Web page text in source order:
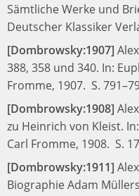
Sämtliche Werke und
Deutscher Klassiker
[Dombrowsky:1907]
388, 358 und 340. In:
Fromme, 1907. S.
[Dombrowsky:1908]
zu Heinrich von Kleist. In:
Carl Fromme, 1908. S.
[Dombrowsky:1911]
Biographie Adam